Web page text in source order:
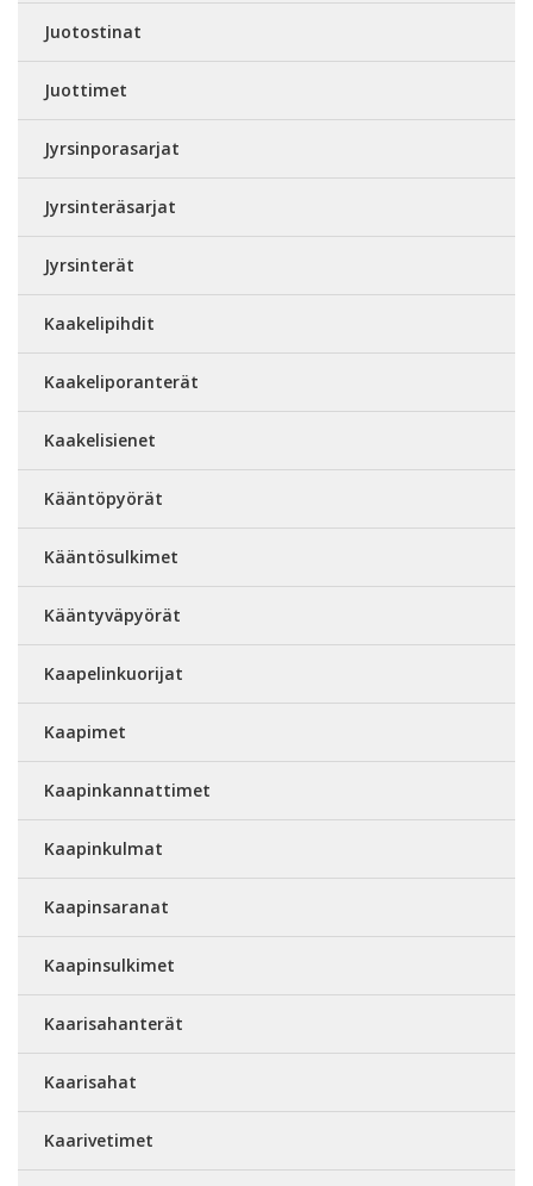
Juotostinat
Juottimet
Jyrsinporasarjat
Jyrsinteräsarjat
Jyrsinterät
Kaakelipihdit
Kaakeliporanterät
Kaakelisienet
Kääntöpyörät
Kääntösulkimet
Kääntyväpyörät
Kaapelinkuorijat
Kaapimet
Kaapinkannattimet
Kaapinkulmat
Kaapinsaranat
Kaapinsulkimet
Kaarisahanterät
Kaarisahat
Kaarivetimet